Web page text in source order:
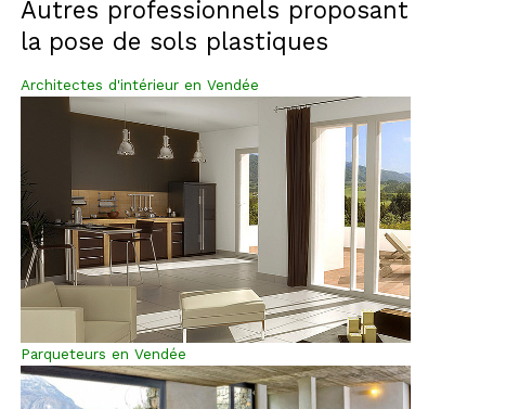
Autres professionnels proposant
la pose de sols plastiques
Architectes d'intérieur en Vendée
Parqueteurs en Vendée